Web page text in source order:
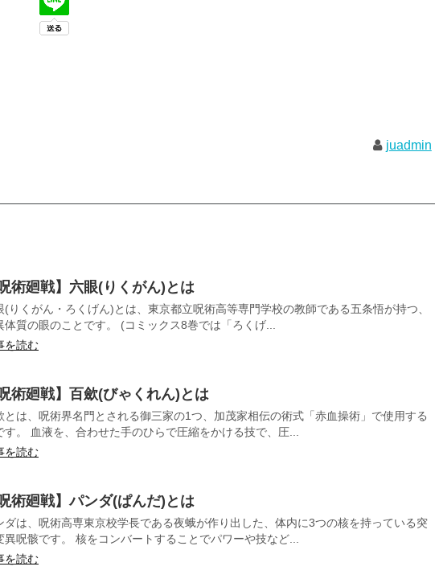
juadmin
呪術廻戦】六眼(りくがん)とは
(りくがん・ろくげん)とは、東京都立呪術高等専門学校の教師である五条悟が持つ、
体質の眼のことです。 (コミックス8巻では「ろくげ...
を読む
呪術廻戦】百歛(びゃくれん)とは
とは、呪術界名門とされる御三家の1つ、加茂家相伝の術式「赤血操術」で使用する
す。 血液を、合わせた手のひらで圧縮をかける技で、圧...
を読む
呪術廻戦】パンダ(ぱんだ)とは
ダは、呪術高専東京校学長である夜蛾が作り出した、体内に3つの核を持っている突
異呪骸です。 核をコンバートすることでパワーや技など...
を読む